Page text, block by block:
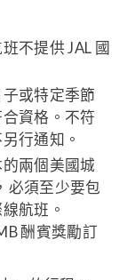
不提供 JAL 國
或特定季節
資格。不符
行通知。
兩個美國城
必須至少要包
航班。
酬賓獎勵訂